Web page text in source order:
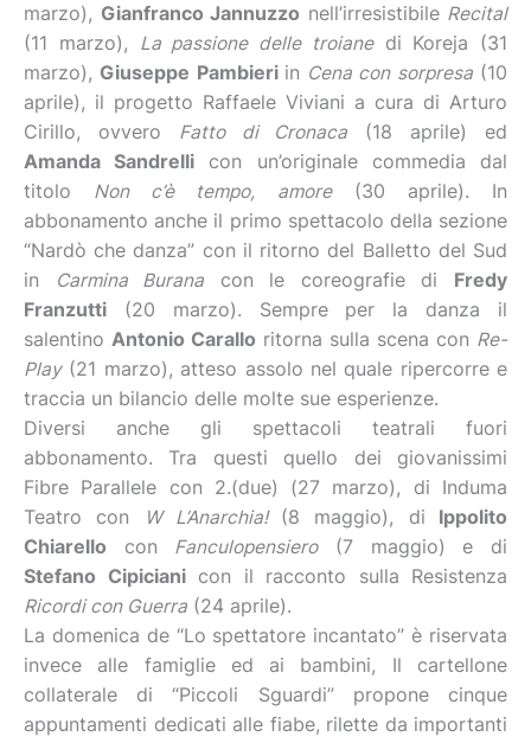
marzo), Gianfranco Jannuzzo nell’irresistibile Recital
(11 marzo), La passione delle troianedi Koreja (31
marzo), Giuseppe Pambieri in Cena con sorpresa(10
aprile), il progetto Raffaele Viviani a cura di Arturo
Cirillo, ovvero Fatto di Cronaca (18 aprile) ed
Amanda Sandrelli con un’originale commedia dal
titolo Non c’è tempo, amore(30 aprile). In
abbonamento anche il primo spettacolo della sezione
“Nardò che danza” con il ritorno del Balletto del Sud
in
Carmina Burana con le coreografie di Fredy
Franzutti (20 marzo). Sempre per la danza il
salentino Antonio Carallo ritorna sulla scena con Re-
Play(21 marzo), atteso assolo nel quale ripercorre e
traccia un bilancio delle molte sue esperienze.
Diversi anche gli spettacoli teatrali fuori
abbonamento. Tra questi quello dei giovanissimi
Fibre Parallele con 2.(due) (27 marzo), di Induma
Teatro con
W L’Anarchia! (8 maggio), di Ippolito
Chiarello con Fanculopensiero(7 maggio) e di
Stefano Cipicianicon il racconto sulla Resistenza
Ricordi con Guerra (24 aprile).
La domenica de “Lo spettatore incantato” è riservata
invece alle famiglie ed ai bambini, Il cartellone
collaterale di “Piccoli Sguardi” propone cinque
appuntamenti dedicati alle fiabe, rilette da importanti